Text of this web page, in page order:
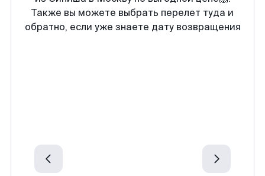
Также вы можете выбрать перелет туда и
обратно, если уже знаете дату возвращения